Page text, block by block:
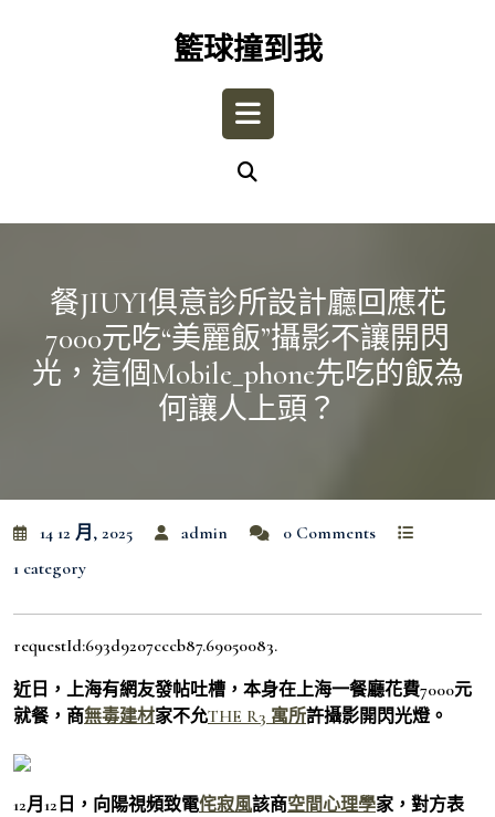
籃球撞到我
Open
餐JIUYI俱意診所設計廳回應花
7000元吃“美麗飯”攝影不讓開閃
光，這個mobile_phone先吃的飯為
何讓人上頭？
14 12 月, 2025 admin
0 Comments
1 category
requestId:693d9207cccb87.69050083.
近日，上海有網友發帖吐槽，本身在上海一餐廳花費7000元
就餐，商無毒建材家不允THE R3 寓所許攝影開閃光燈。
12月12日，向陽視頻致電侘寂風該商空間心理學家，對方表